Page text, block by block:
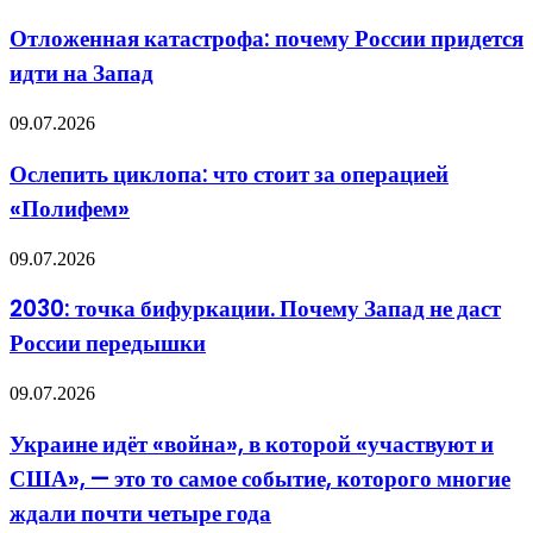
по
БПЛА?
Даже
не
формализма
почему
России
придется
на
Отложенная катастрофа: почему России придется
идти на Запад
Ослепить
что
стоит
за
«Полифем»
09.07.2026
Ослепить циклопа: что стоит за операцией
«Полифем»
2030:
бифуркации.
Почему
Запад
даст
09.07.2026
2030: точка бифуркации. Почему Запад не даст
России передышки
Украине
«война»,
в
которой
и
09.07.2026
Украине идёт «война», в которой «участвуют и
США», — это то самое событие, которого многие
ждали почти четыре года